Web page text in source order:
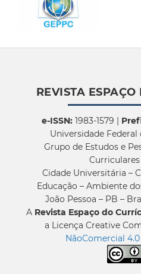
REVISTA
e-ISSN:1983-1579 |
Universidade Federal
Grupo de Estudos e
Curriculares
Cidade Universitária –
Educação – Ambiente
João Pessoa – PB –
A Revista Espaço do
a Licença Creative
NãoComercial